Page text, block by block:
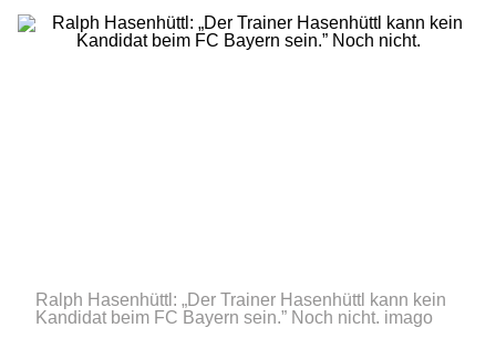
Ralph Hasenhüttl: „Der Trainer Hasenhüttl kann kein
Kandidat beim FC Bayern sein.” Noch nicht. imago